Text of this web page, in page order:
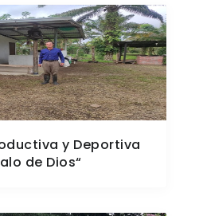
y Deportiva
de Dios“